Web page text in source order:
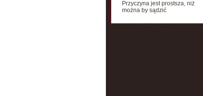
Przyczyna jest prostsza, niż
można by sądzić